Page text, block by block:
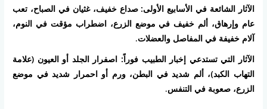
الآثار الشائعة في الأسابيع الأولى: صداع خفيف، غثيان في الصباح، تعب
عام وإرهاق، ألم خفيف في موضع الزرع، اضطراب مؤقت في النوم،
آلام خفيفة في المفاصل والعضلات.
الآثار التي تستدعي إخبار الطبيب فوراً: اصفرار الجلد أو العيون (علامة
التهاب الكبد)، ألم شديد في البطن، ورم أو احمرار شديد في موضع
الزرع، صعوبة في التنفس.